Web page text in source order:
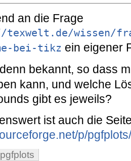
an die Frage
wissen/
bei-tikz ein eigener
bekannt, so dass
kann, und welche
gibt es jeweils?
ist auch die
p/
pgfplots